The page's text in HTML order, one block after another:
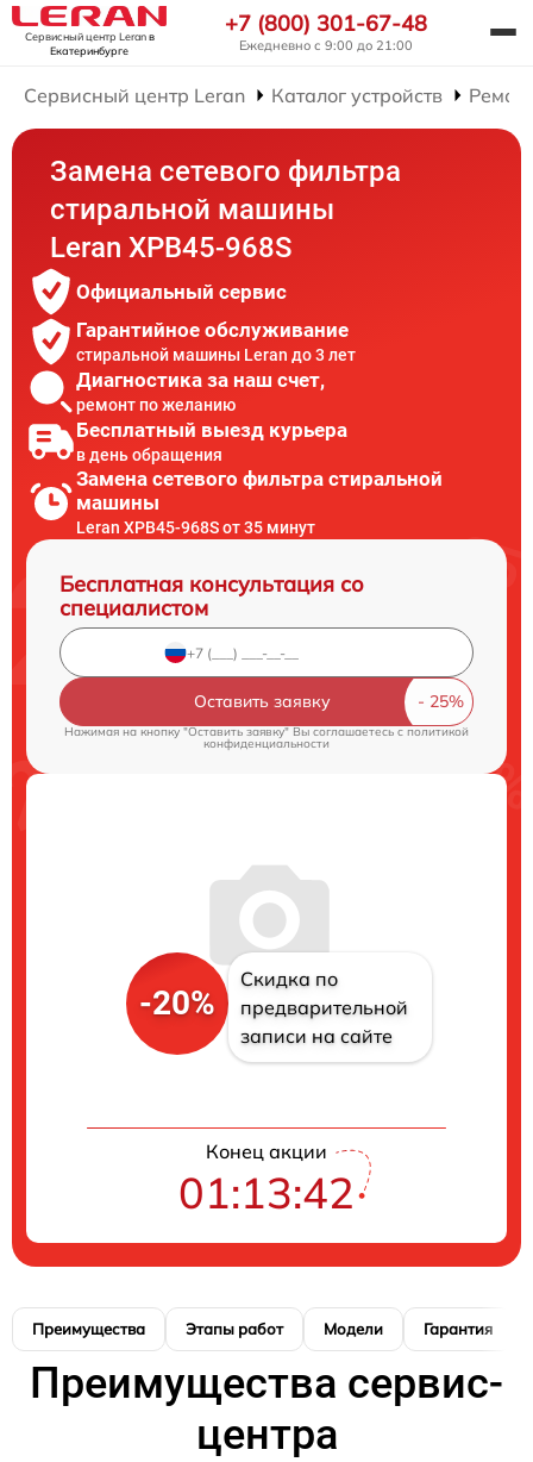
Сервисный центр Leranв
Екатеринбурге
+7 (800) 301-67-48
Ежедневно с 9:00 до 21:00
Сервисный центр Leran Каталог устройств
Замена сетевого фильтра
стиральной машины
Leran XPB45-968S
Официальный сервис
Гарантийное обслуживание
стиральной машины Leran до 3 лет
Диагностика за наш счет,
ремонт по желанию
Бесплатный выезд курьера
в день обращения
Замена сетевого фильтра стиральной
машины
Leran XPB45-968S от 35 минут
Бесплатная консультация со
специалистом
Оставить заявку
Нажимая на кнопку "Оставить заявку" Вы соглашаетесь c политикой
конфиденциальности
-20%
Скидка по
предварительной
записи на сайте
Конец акции
01:13:41
Преимущества Этапы работ Модели Гарантия
Преимущества сервис-
центра